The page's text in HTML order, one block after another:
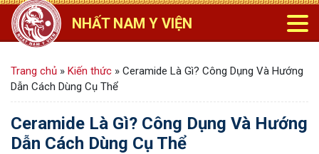
NHẤT NAM Y VIỆN
Trang chủ » Kiến thức » Ceramide Là Gì? Công Dụng Và Hướng
Dẫn Cách Dùng Cụ Thể
Ceramide Là Gì? Công Dụng Và Hướng
Dẫn Cách Dùng Cụ Thể